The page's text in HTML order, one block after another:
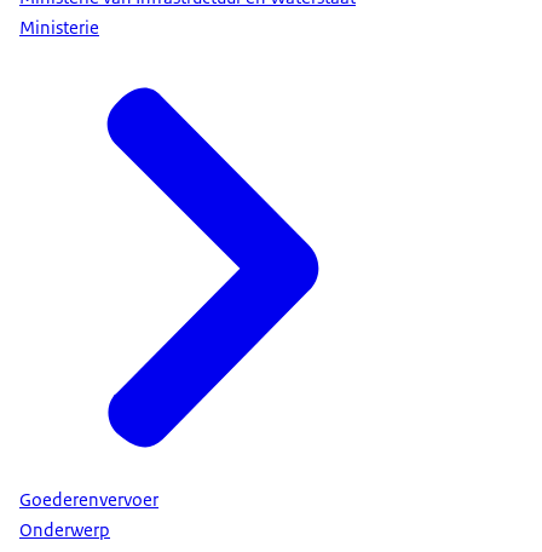
Ministerie
Goederenvervoer
Onderwerp